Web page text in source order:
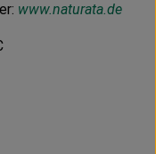
www.naturata.de